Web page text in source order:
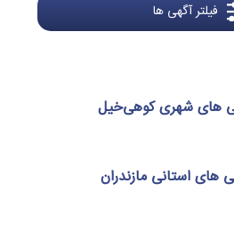
فیلتر آگهی ها
های شهری کوهی‌خیل
های استانی مازندران